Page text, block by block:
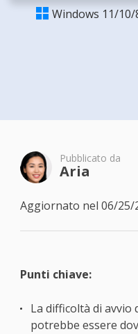
 Windows 11/
Pubblicato da
Aria
Aggiornato nel 06/25/
Punti chiave:
La difficoltà di avvio
potrebbe essere